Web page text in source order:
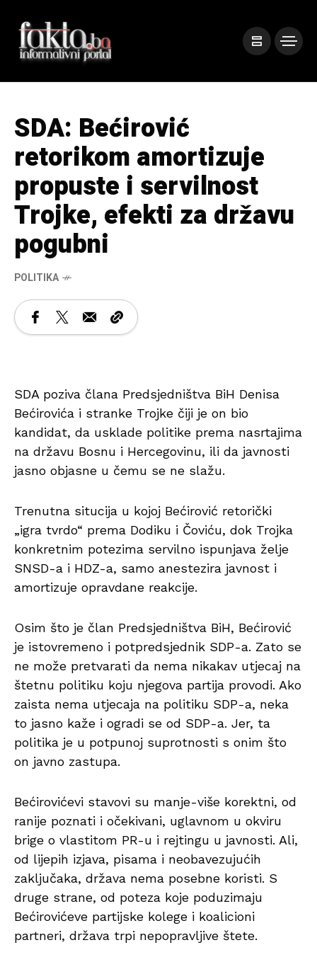
SDA: Bećirović
retorikom amortizuje
propuste i servilnost
Trojke, efekti za državu
pogubni
POLITIKA
SDA poziva člana Predsjedništva BiH Denisa
Bećirovića i stranke Trojke čiji je on bio
kandidat, da usklade politike prema nasrtajima
na državu Bosnu i Hercegovinu, ili da javnosti
jasno objasne u čemu se ne slažu.
Trenutna situcija u kojoj Bećirović retorički
„igra tvrdo“ prema Dodiku i Čoviću, dok Trojka
konkretnim potezima servilno ispunjava želje
SNSD-a i HDZ-a, samo anestezira javnost i
amortizuje opravdane reakcije.
Osim što je član Predsjedništva BiH, Bećirović
je istovremeno i potpredsjednik SDP-a. Zato se
ne može pretvarati da nema nikakav utjecaj na
štetnu politiku koju njegova partija provodi. Ako
zaista nema utjecaja na politiku SDP-a, neka
to jasno kaže i ogradi se od SDP-a. Jer, ta
politika je u potpunoj suprotnosti s onim što
on javno zastupa.
Bećirovićevi stavovi su manje-više korektni, od
ranije poznati i očekivani, uglavnom u okviru
brige o vlastitom PR-u i rejtingu u javnosti. Ali,
od lijepih izjava, pisama i neobavezujućih
zaključaka, država nema posebne koristi. S
druge strane, od poteza koje poduzimaju
Bećirovićeve partijske kolege i koalicioni
partneri, država trpi nepopravljive štete.